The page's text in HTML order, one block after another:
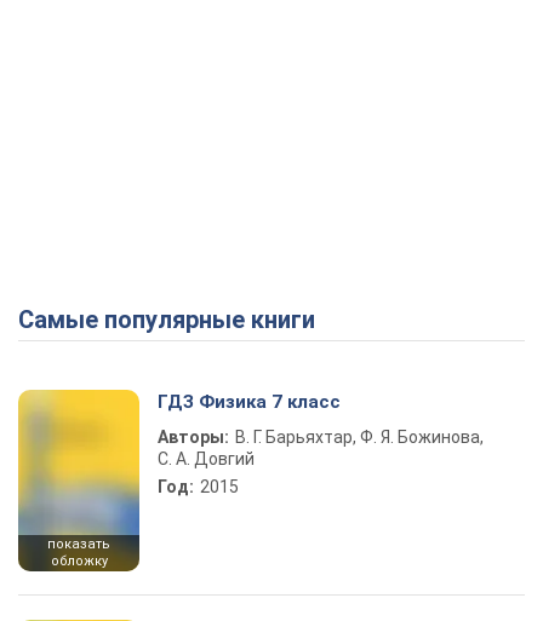
Самые популярные книги
показать
обложку
ГДЗ Физика 7 класс
Авторы: В. Г. Барьяхтар, Ф. Я. Божинова,
С. А. Довгий
Год: 2015